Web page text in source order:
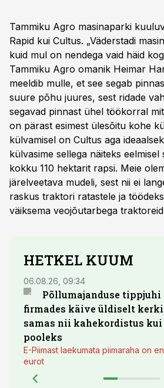
Tammiku Agro masinaparki
Rapid kui Cultus. „Väderstadi
kuid mul on nendega vaid häid
Tammiku Agro omanik Heimar
meeldib mulle, et see segab
suure põhu juures, sest ridade
segavad pinnast ühel töökorral
on pärast esimest ülesõitu kohe
külvamisel on Cultus aga
külvasime sellega näiteks eelmisel
kokku 110 hektarit rapsi. Meie
järelveetava mudeli, sest nii ei
raskus traktori ratastele ja
väiksema veojõutarbega
HETKEL KUUM
06.08.26, 09:34
Põllumajanduse
firmades käive üldiselt
samas nii kahekordistus kui
pooleks
E-Piimast laekumata piimaraha on
eurot